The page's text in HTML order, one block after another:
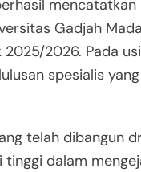
Gadjah
2025/2026. Pada
spesialis
telah dibangun
dalam